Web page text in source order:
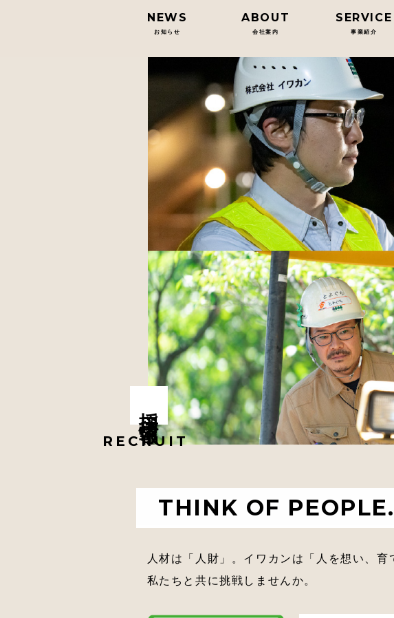
NEWS
お知らせ
ABOUT
会社案内
SERVICE
事業紹介
RECRUIT
THINK OF PEOPLE.
人材は「人財」。イワカンは「人を想い、育
私たちと共に挑戦しませんか。